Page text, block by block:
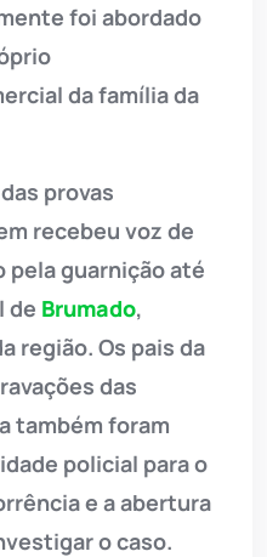
foi abordado
da família da
provas
recebeu voz de
pela guarnição até
de Brumado,
região. Os pais da
das
também foram
policial para o
e a abertura
o caso.